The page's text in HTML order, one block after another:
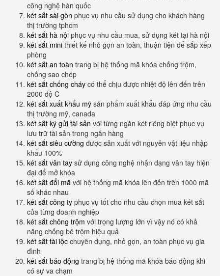
công nghệ hàn quốc
két sắt sài gòn phục vụ nhu cầu sử dụng cho khách hàng
thị trường tphcm
két sắt hà nội phục vụ nhu cầu mua, sử dụng két tại hà nội
két sắt mini thiết kế nhỏ gọn an toàn, thuận tiện để sắp xếp
phòng
két sắt an toàn trang bị hệ thống mã khóa chống trộm,
chống sao chép
két sắt chống cháy có thể chịu được nhiệt độ lên đến trên
2000 độ C
két sắt xuất khẩu mỹ sản phẩm xuất khẩu đáp ứng nhu cầu
thị trường mỹ, canada
két sắt ký gửi tài sản với từng ngăn két riêng biệt phục vụ
lưu trữ tài sản trong ngân hàng
két sắt siêu cường được sản xuất với nguyên vật liệu nhập
khẩu 100%
két sắt vân tay sử dụng công nghệ nhận dạng vân tay hiện
đại để mở khóa
két sắt đổi mã với hệ thống mã khóa lên đến trên 1000 mã
số khác nhau
két sắt công ty phục vụ tốt cho nhu cầu chọn mua két sắt
của từng doanh nghiệp
két sắt chông trộm với trọng lượng lớn vì vậy nó có khả
năng chống bê trộm hiệu quả
két sắt tài lộc chuyên dụng, nhỏ gọn, an toàn phục vụ gia
đình
két sắt báo động trang bị hệ thống mã khóa báo động khi
có sự va chạm